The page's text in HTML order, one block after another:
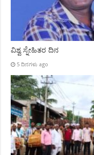
ವಿಶ್ವ ಸ್ನೇಹಿತರ ದಿನ
5 ದಿನಗಳು ago